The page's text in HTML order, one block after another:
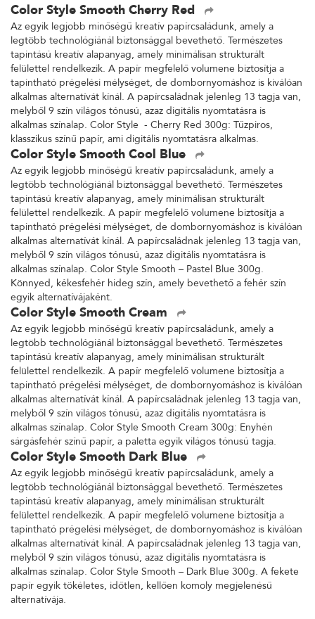
Color Style Smooth Cherry Red
Az egyik legjobb minőségű kreatív papírcsaládunk, amely a
legtöbb technológiánál biztonsággal bevethető. Természetes
tapintású kreatív alapanyag, amely minimálisan strukturált
felülettel rendelkezik. A papír megfelelő volumene biztosítja a
tapintható prégelési mélységet, de dombornyomáshoz is kiválóan
alkalmas alternatívát kínál. A papírcsaládnak jelenleg 13 tagja van,
melyből 9 szín világos tónusú, azaz digitális nyomtatásra is
alkalmas színalap. Color Style - Cherry Red 300g: Tűzpiros,
klasszikus színű papír, ami digitális nyomtatásra alkalmas.
Color Style Smooth Cool Blue
Az egyik legjobb minőségű kreatív papírcsaládunk, amely a
legtöbb technológiánál biztonsággal bevethető. Természetes
tapintású kreatív alapanyag, amely minimálisan strukturált
felülettel rendelkezik. A papír megfelelő volumene biztosítja a
tapintható prégelési mélységet, de dombornyomáshoz is kiválóan
alkalmas alternatívát kínál. A papírcsaládnak jelenleg 13 tagja van,
melyből 9 szín világos tónusú, azaz digitális nyomtatásra is
alkalmas színalap. Color Style Smooth – Pastel Blue 300g.
Könnyed, kékesfehér hideg szín, amely bevethető a fehér szín
egyik alternatívájaként.
Color Style Smooth Cream
Az egyik legjobb minőségű kreatív papírcsaládunk, amely a
legtöbb technológiánál biztonsággal bevethető. Természetes
tapintású kreatív alapanyag, amely minimálisan strukturált
felülettel rendelkezik. A papír megfelelő volumene biztosítja a
tapintható prégelési mélységet, de dombornyomáshoz is kiválóan
alkalmas alternatívát kínál. A papírcsaládnak jelenleg 13 tagja van,
melyből 9 szín világos tónusú, azaz digitális nyomtatásra is
alkalmas színalap. Color Style Smooth Cream 300g: Enyhén
sárgásfehér színű papír, a paletta egyik világos tónusú tagja.
Color Style Smooth Dark Blue
Az egyik legjobb minőségű kreatív papírcsaládunk, amely a
legtöbb technológiánál biztonsággal bevethető. Természetes
tapintású kreatív alapanyag, amely minimálisan strukturált
felülettel rendelkezik. A papír megfelelő volumene biztosítja a
tapintható prégelési mélységet, de dombornyomáshoz is kiválóan
alkalmas alternatívát kínál. A papírcsaládnak jelenleg 13 tagja van,
melyből 9 szín világos tónusú, azaz digitális nyomtatásra is
alkalmas színalap. Color Style Smooth – Dark Blue 300g. A fekete
papír egyik tökéletes, időtlen, kellően komoly megjelenésű
alternatívája.